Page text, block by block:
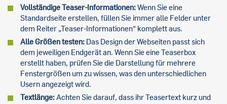
Vollständige Teaser-Informationen: Wenn Sie eine
Standardseite erstellen, füllen Sie immer alle Felder unter
dem Reiter „Teaser-Informationen“ komplett aus.
Alle Größen testen: Das Design der Webseiten passt sich
dem jeweiligen Endgerät an. Wenn Sie eine Teaserbox
erstellt haben, prüfen Sie die Darstellung für mehrere
Fenstergrößen um zu wissen, was den unterschiedlichen
Usern angezeigt wird.
Textlänge: Achten Sie darauf, dass ihr Teasertext kurz und